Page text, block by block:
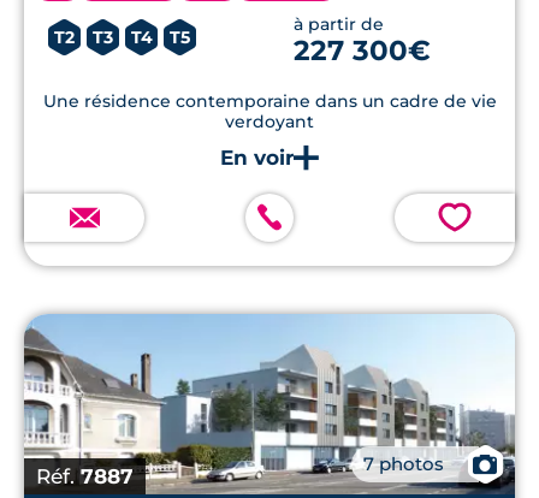
T2 T3 T4 T5
à partir de
227 300€
Une résidence contemporaine dans un cadre de vie
verdoyant
💗
Réf.7887 7 photos
📷